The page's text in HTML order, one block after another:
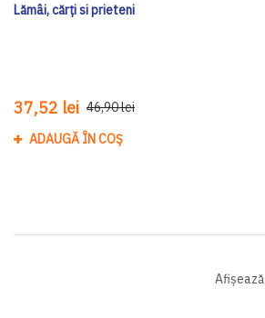
Lămâi, cărți si prieteni
37,52 lei 46,90 lei
ADAUGĂ ÎN COȘ
Afișează